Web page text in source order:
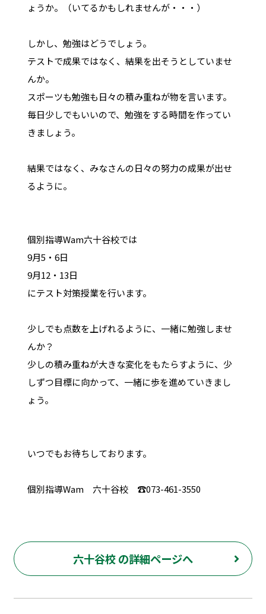
ょうか。（いてるかもしれませんが・・・）
しかし、勉強はどうでしょう。
テストで成果ではなく、結果を出そうとしていませ
んか。
スポーツも勉強も日々の積み重ねが物を言います。
毎日少しでもいいので、勉強をする時間を作ってい
きましょう。
結果ではなく、みなさんの日々の努力の成果が出せ
るように。
個別指導Wam六十谷校では
9月5・6日
9月12・13日
にテスト対策授業を行います。
少しでも点数を上げれるように、一緒に勉強しませ
んか？
少しの積み重ねが大きな変化をもたらすように、少
しずつ目標に向かって、一緒に歩を進めていきまし
ょう。
いつでもお待ちしております。
個別指導Wam 六十谷校 ☎073-461-3550
六十谷校 の詳細ページへ